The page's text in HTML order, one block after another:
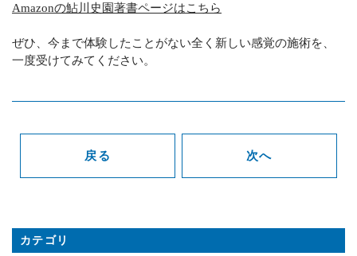
Amazonの鮎川史園著書ページはこちら
ぜひ、今まで体験したことがない全く新しい感覚の施術を、
一度受けてみてください。
戻る 次へ
カテゴリ